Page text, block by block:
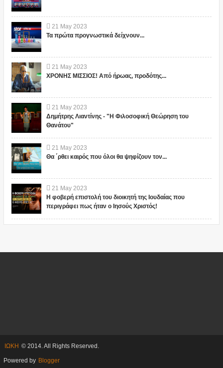
21 May 2023
Τα πρώτα προγνωστικά δείχνουν...
21 May 2023
ΧΡΟΝΗΣ ΜΙΣΣΙΟΣ! Από ήρωας, προδότης...
21 May 2023
Δημήτρης Λιαντίνης - "Η Φιλοσοφική Θεώρηση του
Θανάτου"
21 May 2023
Θα ΄ρθει καιρός που όλοι θα ψηφίζουν τον...
21 May 2023
Η φοβερή επιστολή του διοικητή της Ιουδαίας που
περιγράφει πως ήταν ο Ιησούς Χριστός!
ΙΩΚΗ © 2014. All Rights Reserved.
Powered by Blogger